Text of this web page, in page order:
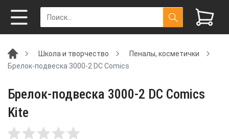
Школа и творчество
Пеналы, косметички
Брелок-подвеска 3000-2 DC Comics
Брелок-подвеска 3000-2 DC Comics
Kite